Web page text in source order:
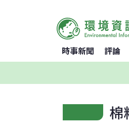
時事新聞 評論
棉